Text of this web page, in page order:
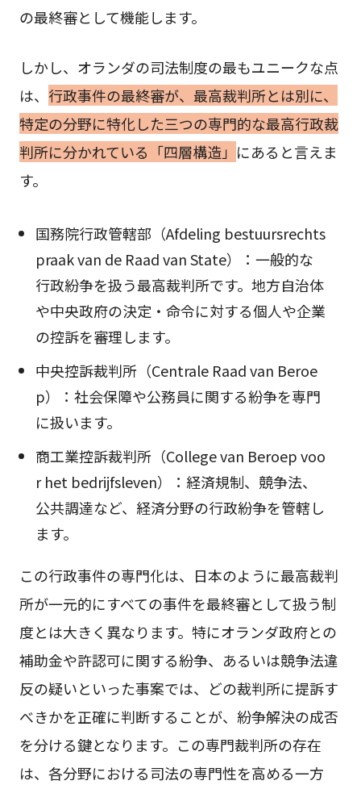
の最終審として機能します。
しかし、オランダの司法制度の最もユニークな点
は、 行政事件の最終審が、最高裁判所とは別に、
特定の分野に特化した三つの専門的な最高行政裁
判所に分かれている「四層構造」 にあると言えま
す。
国務院行政管轄部（Afdeling bestuursrechts
praak van de Raad van State）：一般的な
行政紛争を扱う最高裁判所です。地方自治体
や中央政府の決定・命令に対する個人や企業
の控訴を審理します。
中央控訴裁判所（Centrale Raad van Beroe
p）：社会保障や公務員に関する紛争を専門
に扱います。
商工業控訴裁判所（College van Beroep voo
r het bedrijfsleven）：経済規制、競争法、
公共調達など、経済分野の行政紛争を管轄し
ます。
この行政事件の専門化は、日本のように最高裁判
所が一元的にすべての事件を最終審として扱う制
度とは大きく異なります。特にオランダ政府との
補助金や許認可に関する紛争、あるいは競争法違
反の疑いといった事案では、どの裁判所に提訴す
べきかを正確に判断することが、紛争解決の成否
を分ける鍵となります。この専門裁判所の存在
は、各分野における司法の専門性を高める一方